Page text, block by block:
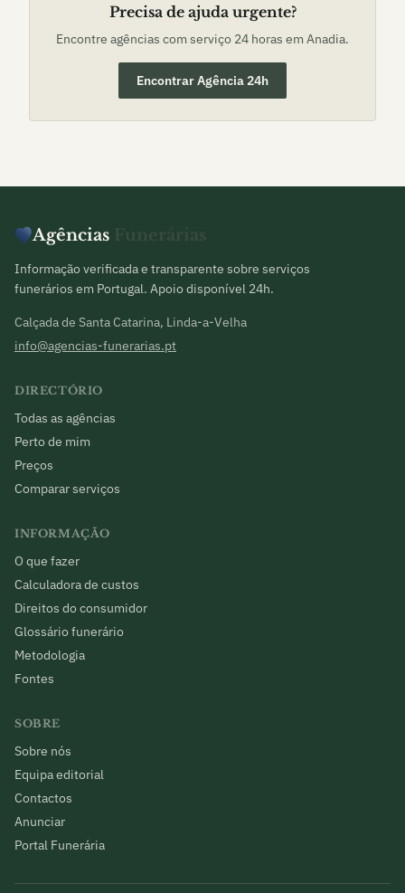
Precisa de ajuda urgente?
Encontre agências com serviço 24 horas em Anadia.
Encontrar Agência 24h
Agências Funerárias
Informação verificada e transparente sobre serviços
funerários em Portugal. Apoio disponível 24h.
Calçada de Santa Catarina, Linda-a-Velha
info@agencias-funerarias.pt
DIRECTÓRIO
Todas as agências
Perto de mim
Preços
Comparar serviços
INFORMAÇÃO
O que fazer
Calculadora de custos
Direitos do consumidor
Glossário funerário
Metodologia
Fontes
SOBRE
Sobre nós
Equipa editorial
Contactos
Anunciar
Portal Funerária